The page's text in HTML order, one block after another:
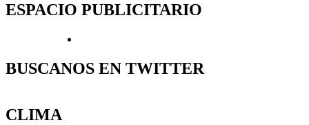
ESPACIO PUBLICITARIO
BUSCANOS EN TWITTER
CLIMA